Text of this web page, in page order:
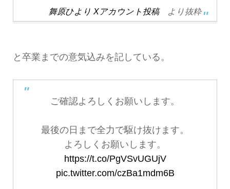
舞原ひより Xアカウント投稿より抜粋
と卒業までの意気込みを記している。
ご確認よろしくお願いします。
最後の日まで全力で駆け抜けます。
よろしくお願いします。
https://t.co/PgVSvUGUjV
pic.twitter.com/czBa1mdm6B